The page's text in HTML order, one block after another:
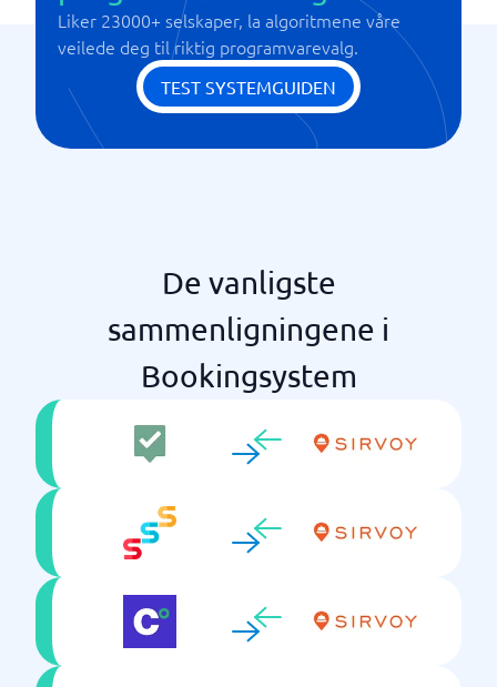
Liker 23000+ selskaper, la algoritmene våre
veilede deg til riktig programvarevalg.
TEST SYSTEMGUIDEN
De vanligste
sammenligningene i
Bookingsystem